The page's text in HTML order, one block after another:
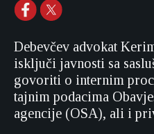
Debevčev advokat
isključi javnosti sa
govoriti o internim
tajnim podacima
agencije (OSA), ali i